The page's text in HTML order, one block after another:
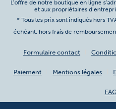
L’offre de notre boutique en ligne
et aux propriétaires
* Tous les prix sont indiqués hors
échéant, hors frais de
Formulaire contact
Paiement Mentions légales